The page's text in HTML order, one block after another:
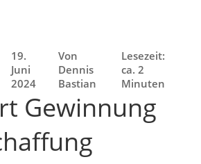
19.
Juni
2024
Von
Dennis
Bastian
Lesezeit:
ca. 2
Minuten
Gewinnung